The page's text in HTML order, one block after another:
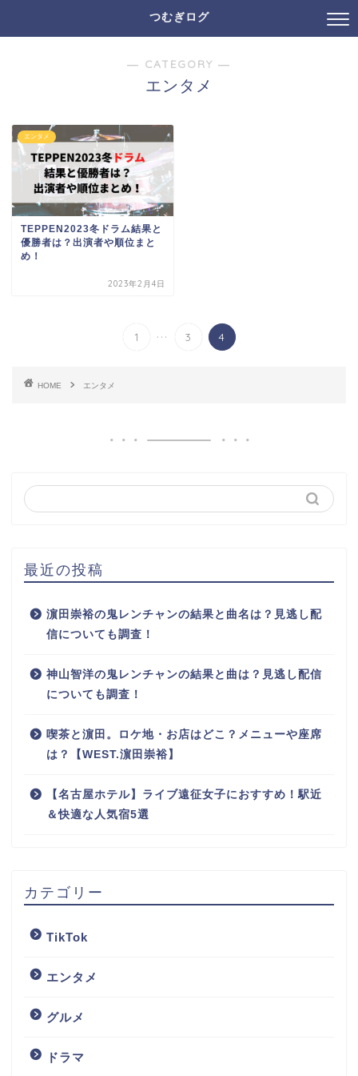
つむぎログ
― CATEGORY ―
エンタメ
エンタメ
TEPPEN2023冬ドラム結果と
優勝者は？出演者や順位まと
め！
2023年2月4日
1 ... 3 4
HOME エンタメ
最近の投稿
濵田崇裕の鬼レンチャンの結果と曲名は？見逃し配
信についても調査！
神山智洋の鬼レンチャンの結果と曲は？見逃し配信
についても調査！
喫茶と濵田。ロケ地・お店はどこ？メニューや座席
は？【WEST.濵田崇裕】
【名古屋ホテル】ライブ遠征女子におすすめ！駅近
＆快適な人気宿5選
カテゴリー
TikTok
エンタメ
グルメ
ドラマ